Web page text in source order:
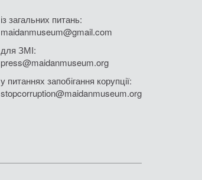
із загальних питань:
maidanmuseum@gmail.com
для ЗМІ:
press@maidanmuseum.org
у питаннях запобігання корупції:
stopcorruption@maidanmuseum.org